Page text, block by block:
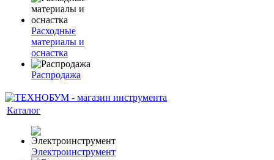
Расходные
материалы и
оснастка
Распродажа
Каталог
Электроинструмент